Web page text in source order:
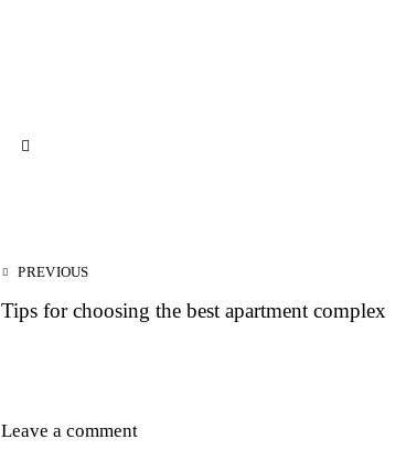
PREVIOUS
Tips for choosing the best apartment complex
Leave a comment